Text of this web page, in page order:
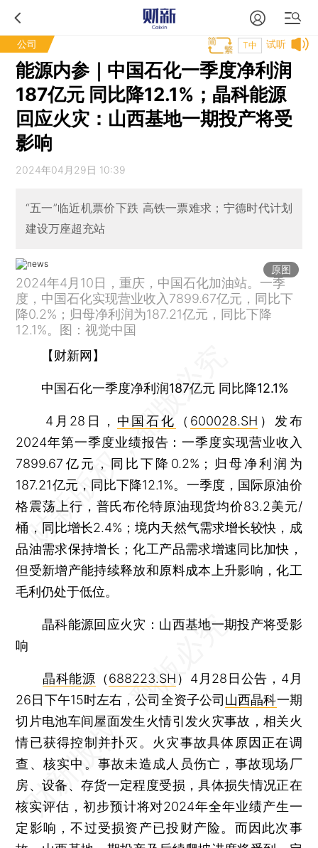
公司 试听
T中
能源内参｜中国石化一季度净利润
187亿元 同比降12.1%；晶科能源
回应火灾：山西基地一期投产将受
影响
2024年04月29日 10:39
“五一”临近机票价下跌 高铁一票难求；宁德时代计划
建设万座超充站
原图
2024年4月10日，重庆，中国石化加油站。一季
度，中国石化实现营业收入7899.67亿元，同比下
降0.2%；归母净利润为187.21亿元，同比下降
12.1%。图：视觉中国
【财新网】
中国石化一季度净利润187亿元 同比降12.1%
4月28日， 中国石化 （ 600028.SH ）发布
2024年第一季度业绩报告：一季度实现营业收入
7899.67亿元，同比下降0.2%；归母净利润为
187.21亿元，同比下降12.1%。一季度，国际原油价
格震荡上行，普氏布伦特原油现货均价83.2美元/
桶，同比增长2.4%；境内天然气需求增长较快，成
品油需求保持增长；化工产品需求增速同比加快，
但受新增产能持续释放和原料成本上升影响，化工
毛利仍处于低位。
晶科能源回应火灾：山西基地一期投产将受影
响
晶科能源 （688223.SH ）4月28日公告，4月
26日下午15时左右，公司全资子公司 山西晶科一期
切片电池车间屋面发生火情引发火灾事故，相关火
情已获得控制并扑灭。火灾事故具体原因正在调
查、核实中。事故未造成人员伤亡，事故现场厂
房、设备、存货一定程度受损，具体损失情况正在
核实评估，初步预计将对2024年全年业绩产生一
定影响，不过受损资产已投财产险。而因此次事